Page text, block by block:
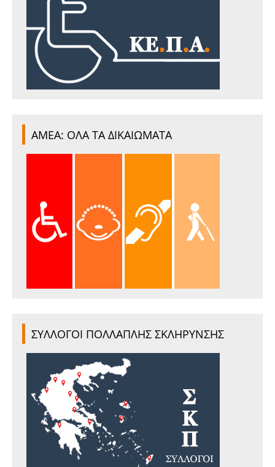
ΑΜΕΑ: ΟΛΑ ΤΑ ΔΙΚΑΙΩΜΑΤΑ
ΣΥΛΛΟΓΟΙ ΠΟΛΛΑΠΛΗΣ ΣΚΛΗΡΥΝΣΗΣ